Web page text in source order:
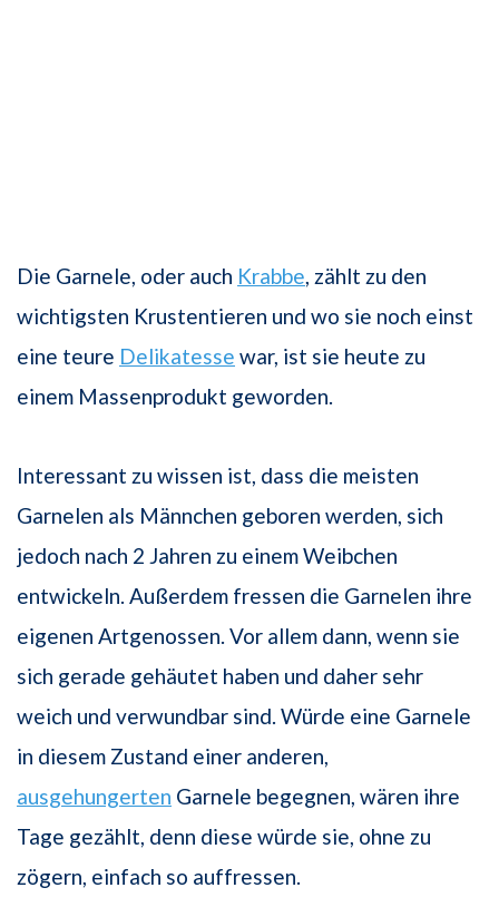
Die Garnele, oder auch Krabbe, zählt zu den
wichtigsten Krustentieren und wo sie noch einst
eine teure Delikatesse war, ist sie heute zu
einem Massenprodukt geworden.
Interessant zu wissen ist, dass die meisten
Garnelen als Männchen geboren werden, sich
jedoch nach 2 Jahren zu einem Weibchen
entwickeln. Außerdem fressen die Garnelen ihre
eigenen Artgenossen. Vor allem dann, wenn sie
sich gerade gehäutet haben und daher sehr
weich und verwundbar sind. Würde eine Garnele
in diesem Zustand einer anderen,
ausgehungerten Garnele begegnen, wären ihre
Tage gezählt, denn diese würde sie, ohne zu
zögern, einfach so auffressen.